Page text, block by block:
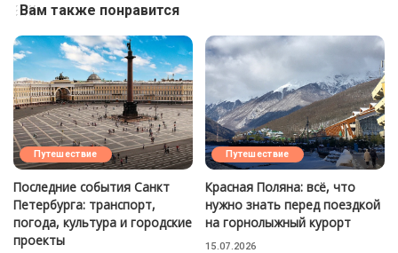
Вам также понравится
Путешествие
Последние события Санкт
Петербурга: транспорт,
погода, культура и городские
проекты
Путешествие
Красная Поляна: всё, что
нужно знать перед поездкой
на горнолыжный курорт
15.07.2026